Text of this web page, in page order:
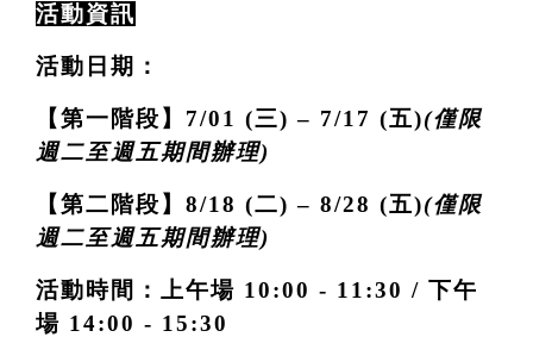
活動資訊
活動日期：
【第一階段】7/01 (三) – 7/17 (五)(僅限
週二至週五期間辦理)
【第二階段】8/18 (二) – 8/28 (五)(僅限
週二至週五期間辦理)
活動時間：上午場 10:00 - 11:30 / 下午
場 14:00 - 15:30